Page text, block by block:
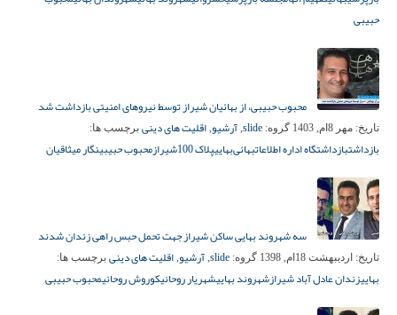
حبیبی
محبوب حبیبی، از بهائیان شیراز توسط نیروهای امنیتی بازداشت شد
تاریخ: مهر 8ام, 1403 گروه: slide
, آرشیو, اقلیت های دینی برچسب ها:
بازداشتبازداشتگاه اداره اطلاعاتبهائی⁩بهاییپلاک 100 شیرازمحبوب حبیبینگار میثاقیان
سه شهروند بهایی ساکن شیراز جهت تحمل حبس راهی زندان شدند
تاریخ: اردیبهشت 18ام, 1398 گروه: slide
, آرشیو, اقلیت های دینی برچسب ها:
بهاییزندان عادل آباد شیرازشهروند بهاییشهریار روحانیکوروش روحانیمحبوب حبیبی